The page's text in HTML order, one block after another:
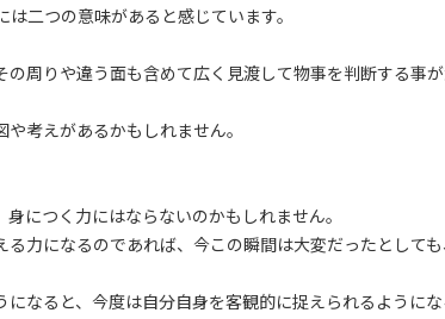
二つの意味があると感じています。
周りや違う面も含めて広く見渡して物事を判断する事が
考えがあるかもしれません。
につく力にはならないのかもしれません。
力になるのであれば、今この瞬間は大変だったとしても
なると、今度は自分自身を客観的に捉えられるようにな